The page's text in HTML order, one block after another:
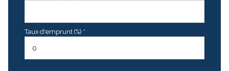
Taux d'emprunt (%) *